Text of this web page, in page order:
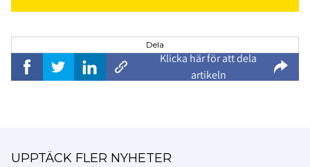
Dela
Klicka här för att dela
artikeln
UPPTÄCK FLER NYHETER